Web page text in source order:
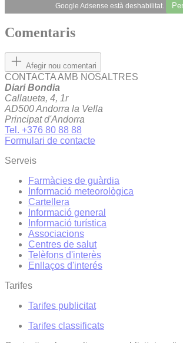
Google Adsense està deshabilitat.
Comentaris
Afegir nou comentari
CONTACTA AMB NOSALTRES
Diari Bondia
Callaueta, 4, 1r
AD500 Andorra la Vella
Principat d'Andorra
Tel. +376 80 88 88
Formulari de contacte
Serveis
Farmàcies de guàrdia
Informació meteorològica
Cartellera
Informació general
Informació turística
Associacions
Centres de salut
Telèfons d'interès
Enllaços d'interés
Tarifes
Tarifes publicitat
Tarifes classificats